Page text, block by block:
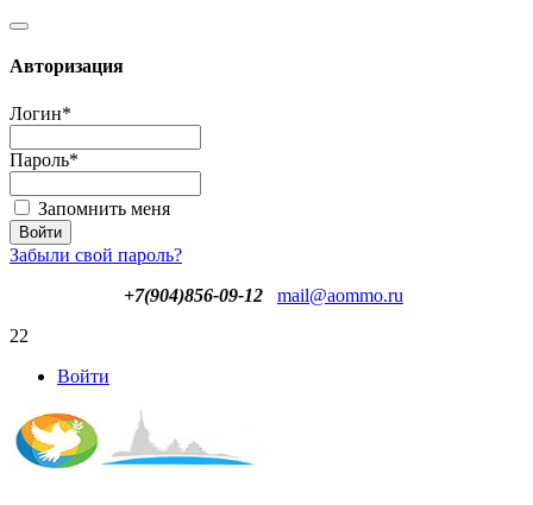
Авторизация
Логин*
Пароль*
Запомнить меня
Забыли свой пароль?
+7(904)856-09-12
mail@aommo.ru
22
Войти